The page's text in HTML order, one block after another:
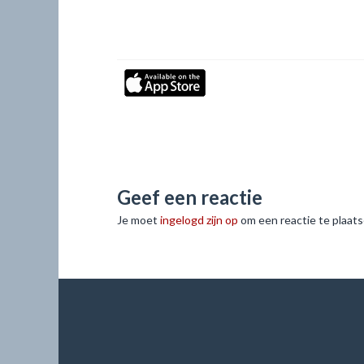
Geef een reactie
Je moet ingelogd zijn op om een reactie te